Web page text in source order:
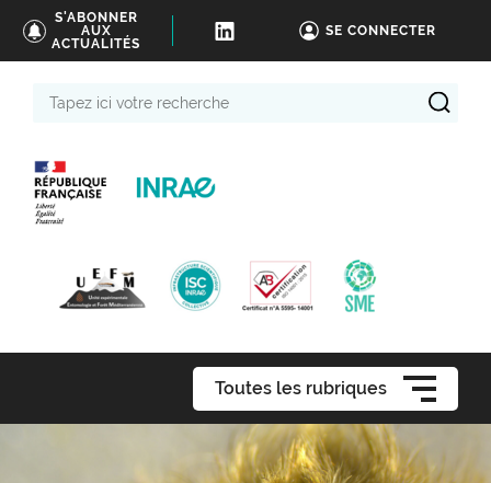
S'ABONNER
AUX
ACTUALITÉS
SE CONNECTER
Toutes les rubriques